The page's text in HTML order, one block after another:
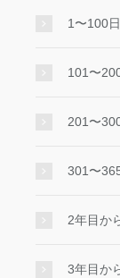
1〜100
101〜
201〜
301〜
2年目か
3年目か